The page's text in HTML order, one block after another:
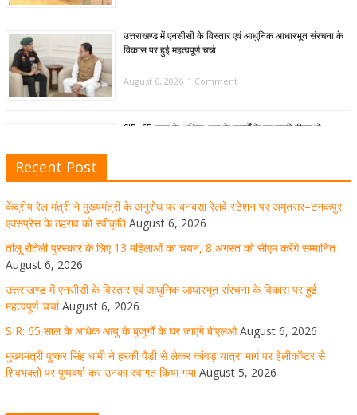
उत्तराखण्ड में एनसीसी के विस्तार एवं आधुनिक आधारभूत संरचना के
विकास पर हुई महत्वपूर्ण चर्चा
August 6, 2026 1 Comment
SIR: 65 साल के अधिक आयु के बुजुर्गों के घर जाएंगे बीएलओ
मुख्यमंत्री पुष्कर सिंह धामी ने हरकी पैड़ी से लेकर कांवड़ यात्रा मार्ग
पर हेलीकॉप्टर से शिवभक्तों पर पुष्पवर्षा कर उनका स्वागत किया गया
धर्मनगरी हरिद्वार में कांवड़ यात्रा के दौरान मंगलवार को आस्था, सेवा
और संस्कृति का अद्भुत संगम देखने को मिला
Recent Post
केंद्रीय रेल मंत्री ने मुख्यमंत्री के अनुरोध पर बनबसा रेलवे स्टेशन पर अमृतसर–टनकपुर
एक्सप्रेस के ठहराव को स्वीकृति August 6, 2026
तीलू रौतेली पुरस्कार के लिए 13 महिलाओं का चयन, 8 अगस्त को सीएम करेंगे सम्मानित
August 6, 2026
उत्तराखण्ड में एनसीसी के विस्तार एवं आधुनिक आधारभूत संरचना के विकास पर हुई
महत्वपूर्ण चर्चा August 6, 2026
SIR: 65 साल के अधिक आयु के बुजुर्गों के घर जाएंगे बीएलओ August 6, 2026
मुख्यमंत्री पुष्कर सिंह धामी ने हरकी पैड़ी से लेकर कांवड़ यात्रा मार्ग पर हेलीकॉप्टर से
शिवभक्तों पर पुष्पवर्षा कर उनका स्वागत किया गया August 5, 2026